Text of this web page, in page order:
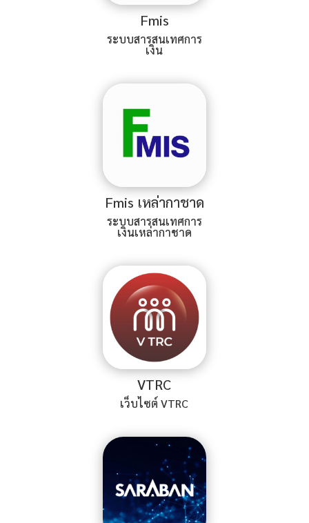
Fmis
ระบบสารสนเทศการ
เงิน
Fmis เหล่ากาชาด
ระบบสารสนเทศการ
เงินเหล่ากาชาด
VTRC
เว็บไซต์ VTRC